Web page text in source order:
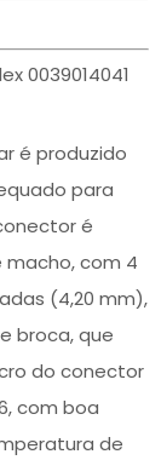
0039014041
é produzido
para
é
com 4
(4,20 mm),
broca, que
do conector
com boa
de